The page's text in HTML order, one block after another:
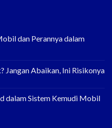
dan Perannya dalam
Jangan Abaikan, Ini Risikonya
dalam Sistem Kemudi Mobil